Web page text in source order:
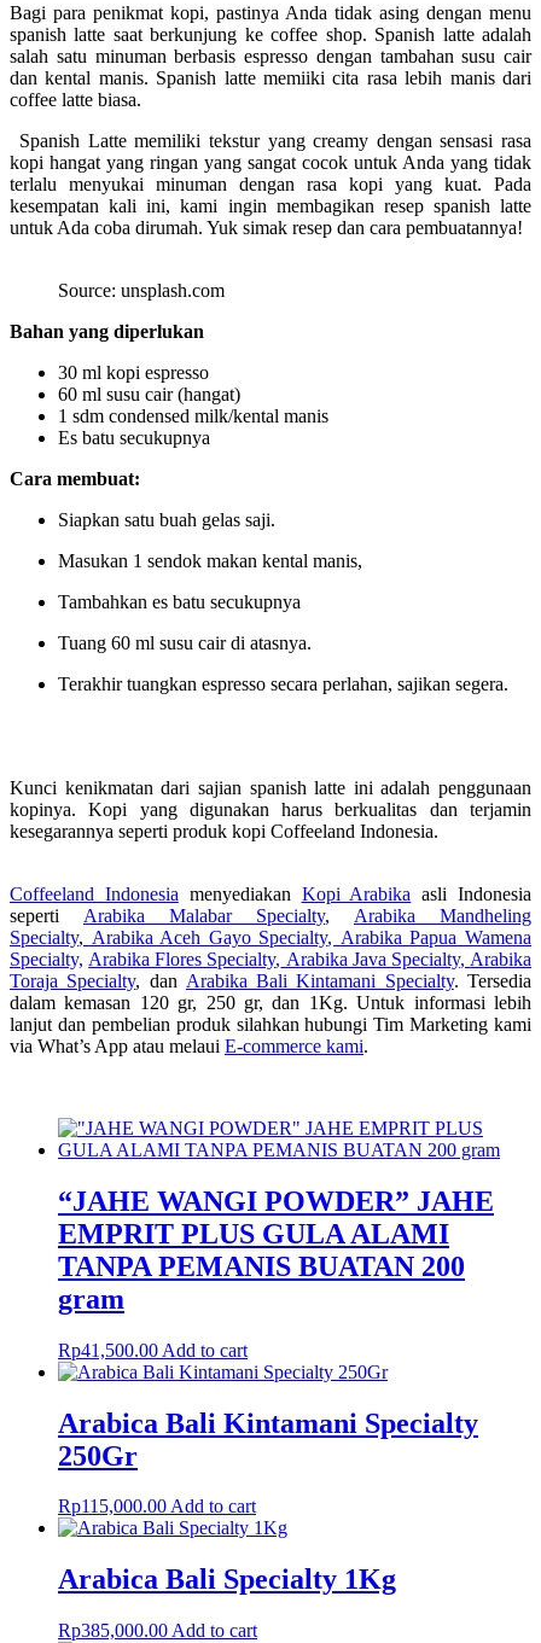
Bagi para penikmat kopi, pastinya Anda tidak asing dengan menu
spanish latte saat berkunjung ke coffee shop. Spanish latte adalah
salah satu minuman berbasis espresso dengan tambahan susu cair
dan kental manis. Spanish latte memiiki cita rasa lebih manis dari
coffee latte biasa.
Spanish Latte memiliki tekstur yang creamy dengan sensasi rasa
kopi hangat yang ringan yang sangat cocok untuk Anda yang tidak
terlalu menyukai minuman dengan rasa kopi yang kuat. Pada
kesempatan kali ini, kami ingin membagikan resep spanish latte
untuk Ada coba dirumah. Yuk simak resep dan cara pembuatannya!
Source: unsplash.com
Bahan yang diperlukan
30 ml kopi espresso
60 ml susu cair (hangat)
1 sdm condensed milk/kental manis
Es batu secukupnya
Cara membuat:
Siapkan satu buah gelas saji.
Masukan 1 sendok makan kental manis,
Tambahkan es batu secukupnya
Tuang 60 ml susu cair di atasnya.
Terakhir tuangkan espresso secara perlahan, sajikan segera.
Kunci kenikmatan dari sajian spanish latte ini adalah penggunaan
kopinya. Kopi yang digunakan harus berkualitas dan terjamin
kesegarannya seperti produk kopi Coffeeland Indonesia.
Coffeeland Indonesia menyediakan Kopi Arabika asli Indonesia
seperti Arabika Malabar Specialty, Arabika Mandheling
Specialty, Arabika Aceh Gayo Specialty, Arabika Papua Wamena
Specialty, Arabika Flores Specialty, Arabika Java Specialty, Arabika
Toraja Specialty, dan Arabika Bali Kintamani Specialty. Tersedia
dalam kemasan 120 gr, 250 gr, dan 1Kg. Untuk informasi lebih
lanjut dan pembelian produk silahkan hubungi Tim Marketing kami
via What’s App atau melaui E-commerce kami.
“JAHE WANGI POWDER” JAHE
EMPRIT PLUS GULA ALAMI
TANPA PEMANIS BUATAN 200
gram
Rp41,500.00 Add to cart
Arabica Bali Kintamani Specialty
250Gr
Rp115,000.00Add to cart
Arabica Bali Specialty 1Kg
Rp385,000.00 Add to cart